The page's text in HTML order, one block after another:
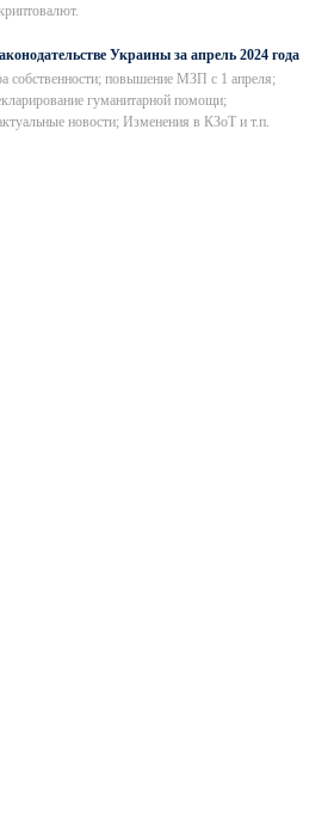
Украины за апрель 2024 года
собственности; повышение МЗП с 1 апреля;
гуманитарной помощи;
новости; Изменения в КЗоТ и т.п.